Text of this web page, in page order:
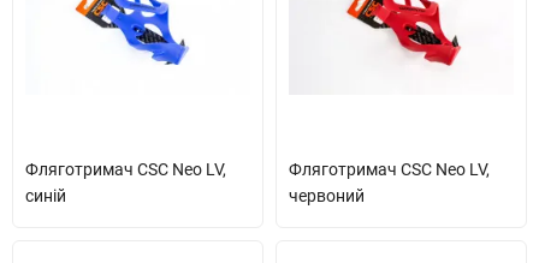
Фляготримач CSC Neo LV,
синій
Фляготримач CSC Neo LV,
червоний